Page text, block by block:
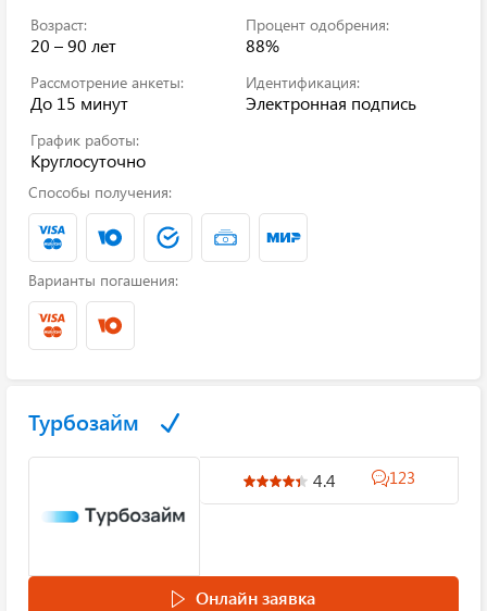
Возраст:
20 – 90 лет
Процент одобрения:
88%
Рассмотрение анкеты:
До 15 минут
Идентификация:
Электронная подпись
График работы:
Круглосуточно
Способы получения:
Варианты погашения:
Турбозайм
4.4 123
Онлайн заявка